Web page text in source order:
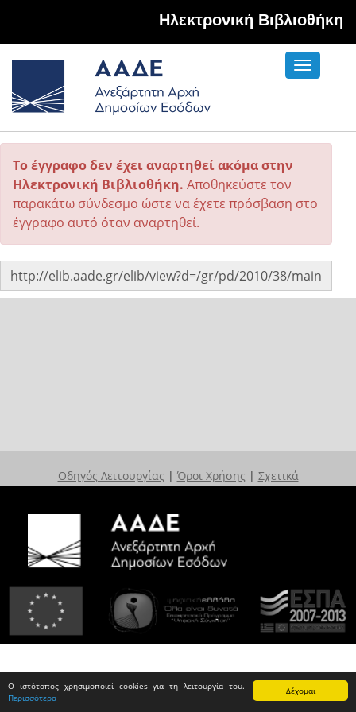
Δέχομαι
Ο ιστότοπος χρησιμοποιεί cookies για τη λειτουργία του.
Περισσότερα
Hλεκτρονική Βιβλιοθήκη
Toggle
Το έγγραφο δεν έχει αναρτηθεί ακόμα στην
Ηλεκτρονική Βιβλιοθήκη. Αποθηκεύστε τον
παρακάτω σύνδεσμο ώστε να έχετε πρόσβαση στο
έγγραφο αυτό όταν αναρτηθεί.
Οδηγός Λειτουργίας | Όροι Χρήσης | Σχετικά